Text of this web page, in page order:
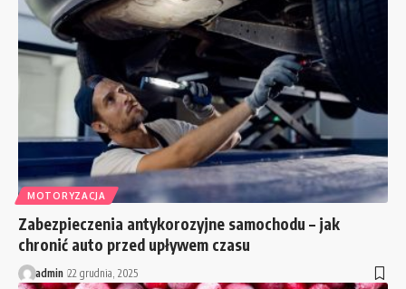
MOTORYZACJA
Zabezpieczenia antykorozyjne samochodu – jak
chronić auto przed upływem czasu
admin 22 grudnia, 2025